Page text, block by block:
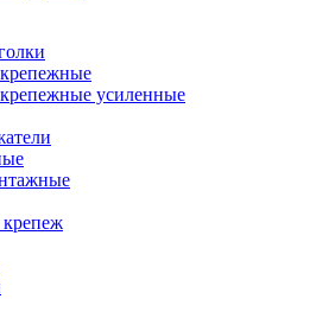
усиленные